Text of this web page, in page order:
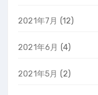
2021年7月 (12)
2021年6月 (4)
2021年5月 (2)